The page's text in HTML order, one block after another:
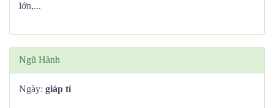
lớn,...
Ngũ Hành
Ngày: giáp tí